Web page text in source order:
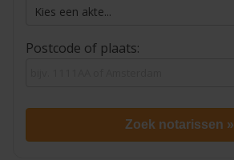
Postcode of plaats:
Zoek notarissen »